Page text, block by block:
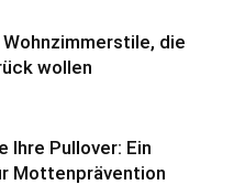
die
wollen
Ihre Pullover: Ein
Mottenprävention